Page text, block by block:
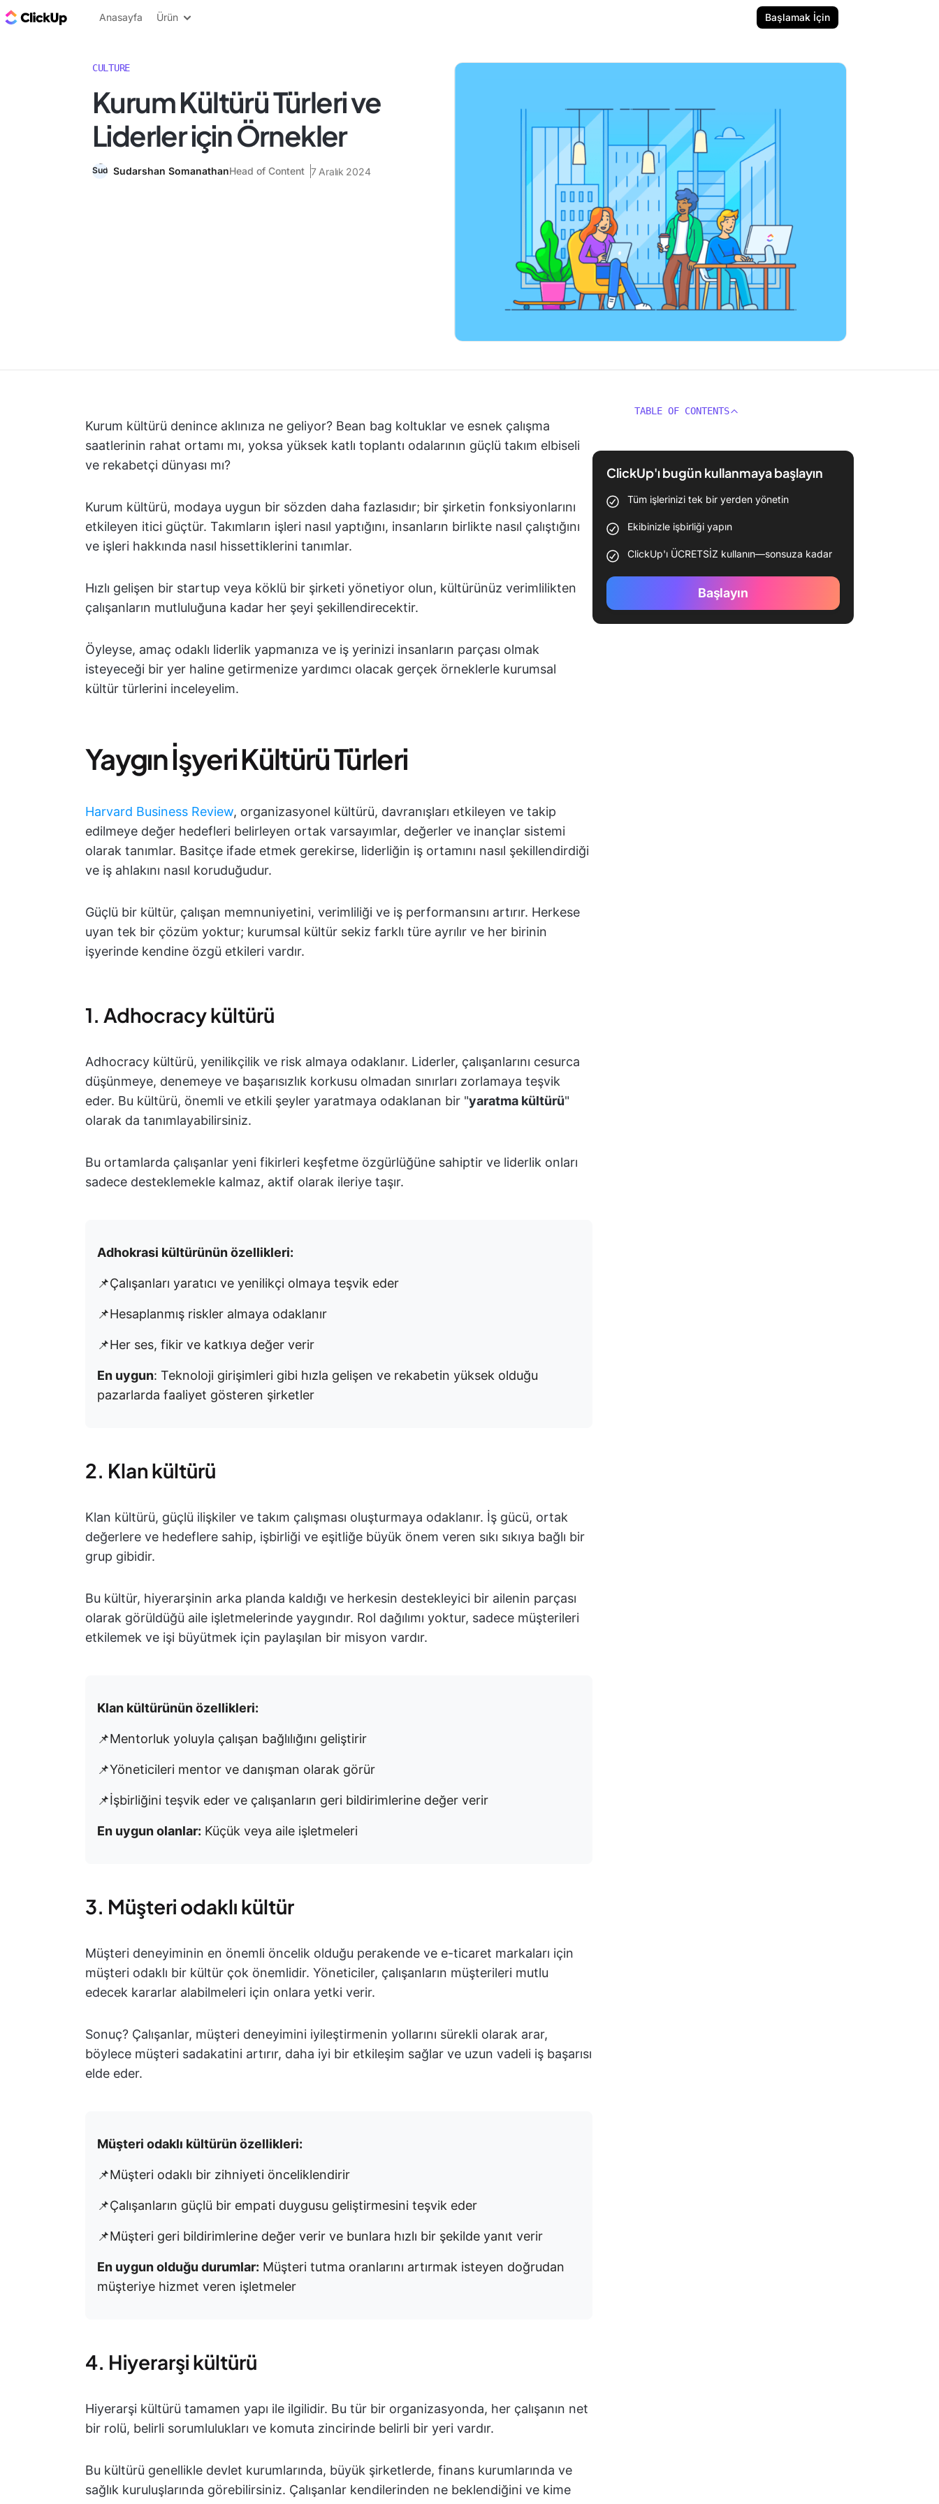
ClickUp Blog
Anasayfa Ürün Başlamak İçin
CULTURE
Kurum Kültürü Türleri ve
Liderler için Örnekler
Sudarshan SomanathanHead of Content 7 Aralık 2024
Kurum kültürü denince aklınıza ne geliyor? Bean bag koltuklar ve esnek çalışma
saatlerinin rahat ortamı mı, yoksa yüksek katlı toplantı odalarının güçlü takım elbiseli
ve rekabetçi dünyası mı?
Kurum kültürü, modaya uygun bir sözden daha fazlasıdır; bir şirketin fonksiyonlarını
etkileyen itici güçtür. Takımların işleri nasıl yaptığını, insanların birlikte nasıl çalıştığını
ve işleri hakkında nasıl hissettiklerini tanımlar.
Hızlı gelişen bir startup veya köklü bir şirketi yönetiyor olun, kültürünüz verimlilikten
çalışanların mutluluğuna kadar her şeyi şekillendirecektir.
Öyleyse, amaç odaklı liderlik yapmanıza ve iş yerinizi insanların parçası olmak
isteyeceği bir yer haline getirmenize yardımcı olacak gerçek örneklerle kurumsal
kültür türlerini inceleyelim.
Yaygın İşyeri Kültürü Türleri
Harvard Business Review, organizasyonel kültürü, davranışları etkileyen ve takip
edilmeye değer hedefleri belirleyen ortak varsayımlar, değerler ve inançlar sistemi
olarak tanımlar. Basitçe ifade etmek gerekirse, liderliğin iş ortamını nasıl şekillendirdiği
ve iş ahlakını nasıl koruduğudur.
Güçlü bir kültür, çalışan memnuniyetini, verimliliği ve iş performansını artırır. Herkese
uyan tek bir çözüm yoktur; kurumsal kültür sekiz farklı türe ayrılır ve her birinin
işyerinde kendine özgü etkileri vardır.
1. Adhocracy kültürü
Adhocracy kültürü, yenilikçilik ve risk almaya odaklanır. Liderler, çalışanlarını cesurca
düşünmeye, denemeye ve başarısızlık korkusu olmadan sınırları zorlamaya teşvik
eder. Bu kültürü, önemli ve etkili şeyler yaratmaya odaklanan bir "yaratma kültürü"
olarak da tanımlayabilirsiniz.
Bu ortamlarda çalışanlar yeni fikirleri keşfetme özgürlüğüne sahiptir ve liderlik onları
sadece desteklemekle kalmaz, aktif olarak ileriye taşır.
Adhokrasi kültürünün özellikleri:
📌Çalışanları yaratıcı ve yenilikçi olmaya teşvik eder
📌Hesaplanmış riskler almaya odaklanır
📌Her ses, fikir ve katkıya değer verir
En uygun: Teknoloji girişimleri gibi hızla gelişen ve rekabetin yüksek olduğu
pazarlarda faaliyet gösteren şirketler
2. Klan kültürü
Klan kültürü, güçlü ilişkiler ve takım çalışması oluşturmaya odaklanır. İş gücü, ortak
değerlere ve hedeflere sahip, işbirliği ve eşitliğe büyük önem veren sıkı sıkıya bağlı bir
grup gibidir.
Bu kültür, hiyerarşinin arka planda kaldığı ve herkesin destekleyici bir ailenin parçası
olarak görüldüğü aile işletmelerinde yaygındır. Rol dağılımı yoktur, sadece müşterileri
etkilemek ve işi büyütmek için paylaşılan bir misyon vardır.
Klan kültürünün özellikleri:
📌Mentorluk yoluyla çalışan bağlılığını geliştirir
📌Yöneticileri mentor ve danışman olarak görür
📌İşbirliğini teşvik eder ve çalışanların geri bildirimlerine değer verir
En uygun olanlar: Küçük veya aile işletmeleri
3. Müşteri odaklı kültür
Müşteri deneyiminin en önemli öncelik olduğu perakende ve e-ticaret markaları için
müşteri odaklı bir kültür çok önemlidir. Yöneticiler, çalışanların müşterileri mutlu
edecek kararlar alabilmeleri için onlara yetki verir.
Sonuç? Çalışanlar, müşteri deneyimini iyileştirmenin yollarını sürekli olarak arar,
böylece müşteri sadakatini artırır, daha iyi bir etkileşim sağlar ve uzun vadeli iş başarısı
elde eder.
Müşteri odaklı kültürün özellikleri:
📌Müşteri odaklı bir zihniyeti önceliklendirir
📌Çalışanların güçlü bir empati duygusu geliştirmesini teşvik eder
📌Müşteri geri bildirimlerine değer verir ve bunlara hızlı bir şekilde yanıt verir
En uygun olduğu durumlar: Müşteri tutma oranlarını artırmak isteyen doğrudan
müşteriye hizmet veren işletmeler
4. Hiyerarşi kültürü
Hiyerarşi kültürü tamamen yapı ile ilgilidir. Bu tür bir organizasyonda, her çalışanın net
bir rolü, belirli sorumlulukları ve komuta zincirinde belirli bir yeri vardır.
Bu kültürü genellikle devlet kurumlarında, büyük şirketlerde, finans kurumlarında ve
sağlık kuruluşlarında görebilirsiniz. Çalışanlar kendilerinden ne beklendiğini ve kime
TABLE OF CONTENTS
ClickUp'ı bugün kullanmaya başlayın
Tüm işlerinizi tek bir yerden yönetin
Ekibinizle işbirliği yapın
ClickUp'ı ÜCRETSİZ kullanın—sonsuza kadar
Başlayın